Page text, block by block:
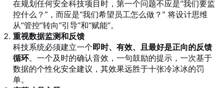
在规划任何安全科技项目时，第一个问题不应是“我们要监
控什么？”，而应是“我们希望员工怎么做？” 将设计思维
从“管控”转向“引导”和“赋能”。
重视数据监测和反馈
科技系统必须建立一个即时、有效、且最好是正向的反馈
循环。一个及时的确认音效，一句鼓励的提示，一次基于
数据的个性化安全建议，其效果远胜于十张冷冰冰的罚
单。